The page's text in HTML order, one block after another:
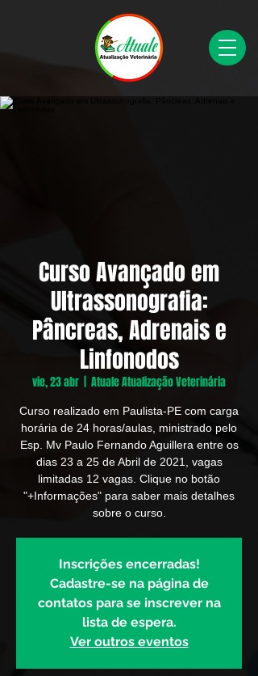
Curso Avançado em
Ultrassonografia:
Pâncreas, Adrenais e
Linfonodos
vie, 23 abr Atuale Atualização Veterinária
Curso realizado em Paulista-PE com carga
horária de 24 horas/aulas, ministrado pelo
Esp. Mv Paulo Fernando Aguillera entre os
dias 23 a 25 de Abril de 2021, vagas
limitadas 12 vagas. Clique no botão
"+Informações" para saber mais detalhes
sobre o curso.
Inscrições encerradas!
Cadastre-se na página de
contatos para se inscrever na
lista de espera.
Ver outros eventos